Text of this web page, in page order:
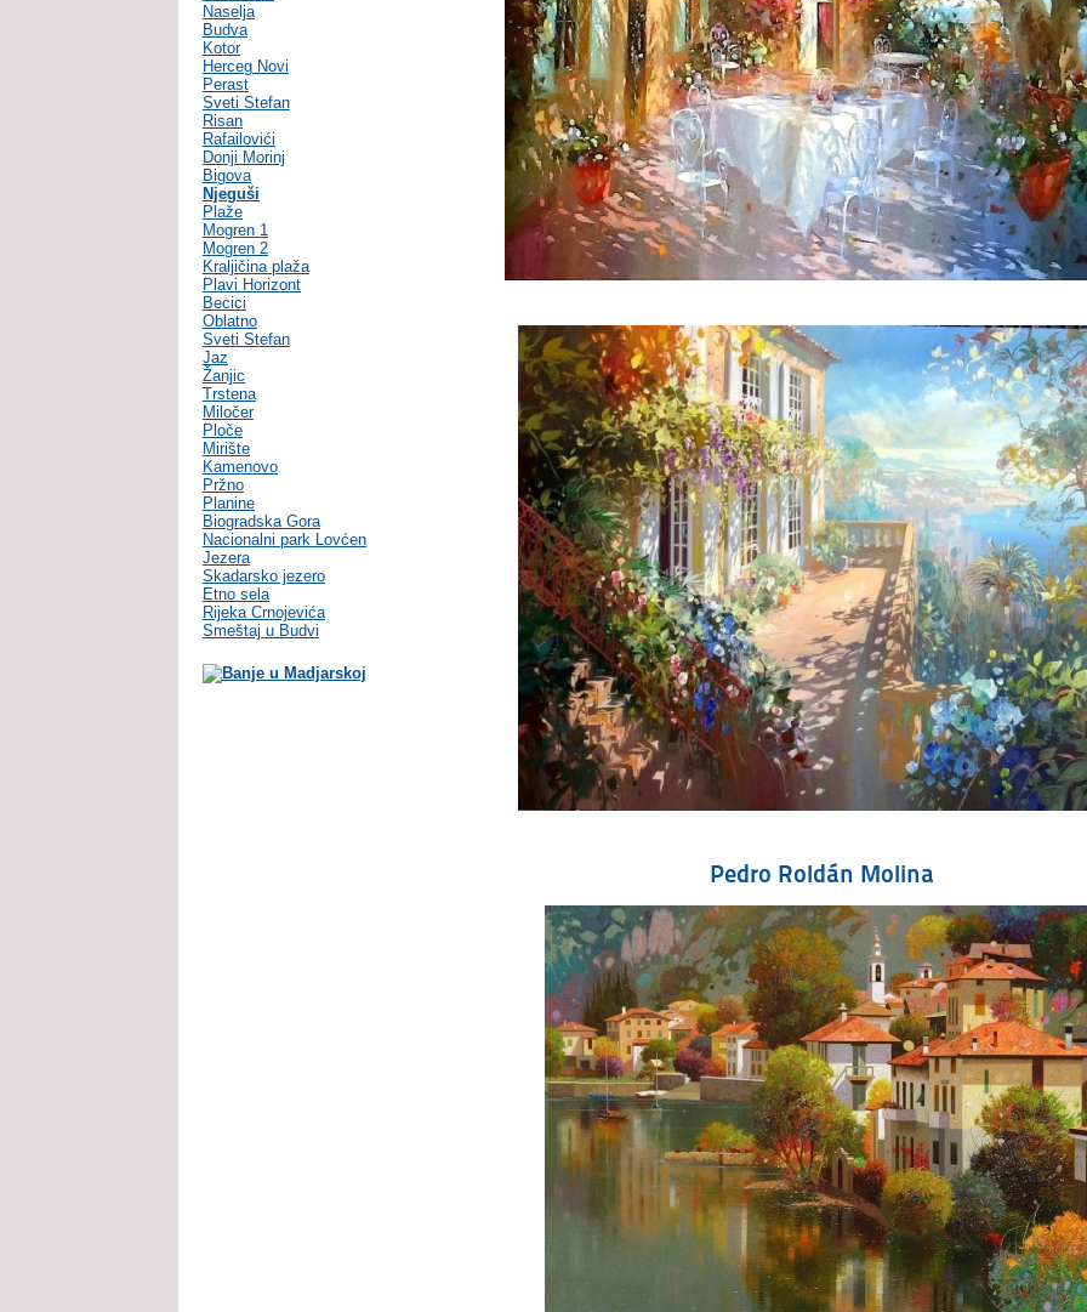
Naselja
Budva
Kotor
Herceg Novi
Perast
Sveti Stefan
Risan
Rafailovići
Donji Morinj
Bigova
Njeguši
Plaže
Mogren 1
Mogren 2
Kraljičina plaža
Plavi Horizont
Becici
Oblatno
Sveti Stefan
Jaz
Žanjic
Trstena
Miločer
Ploče
Mirište
Kamenovo
Pržno
Planine
Biogradska Gora
Nacionalni park Lovćen
Jezera
Skadarsko jezero
Etno sela
Rijeka Crnojevića
Smeštaj u Budvi
Pedro Roldán Molina